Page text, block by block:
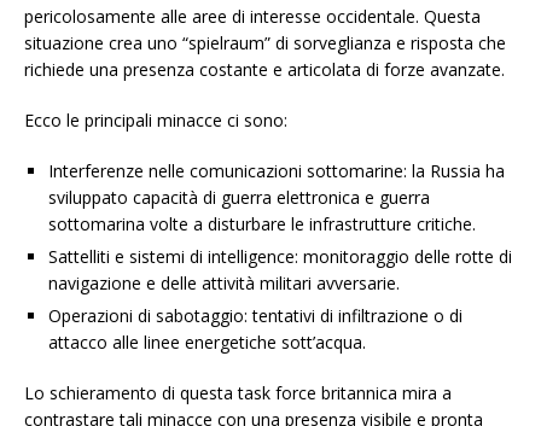
pericolosamente alle aree di interesse occidentale. Questa
situazione crea uno “spielraum” di sorveglianza e risposta che
richiede una presenza costante e articolata di forze avanzate.
Ecco le principali minacce ci sono:
Interferenze nelle comunicazioni sottomarine: la Russia ha
sviluppato capacità di guerra elettronica e guerra
sottomarina volte a disturbare le infrastrutture critiche.
Sattelliti e sistemi di intelligence: monitoraggio delle rotte di
navigazione e delle attività militari avversarie.
Operazioni di sabotaggio: tentativi di infiltrazione o di
attacco alle linee energetiche sott’acqua.
Lo schieramento di questa task force britannica mira a
contrastare tali minacce con una presenza visibile e pronta